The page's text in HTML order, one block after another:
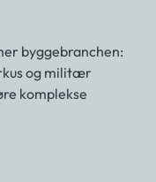
byggebranchen:
og militær
komplekse